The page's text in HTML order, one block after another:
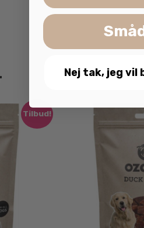
Tilbud!
Nej tak, jeg vil